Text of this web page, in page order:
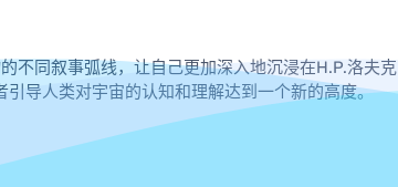
不同叙事弧线，让自己更加深入地沉浸在H.P.洛夫克
导人类对宇宙的认知和理解达到一个新的高度。